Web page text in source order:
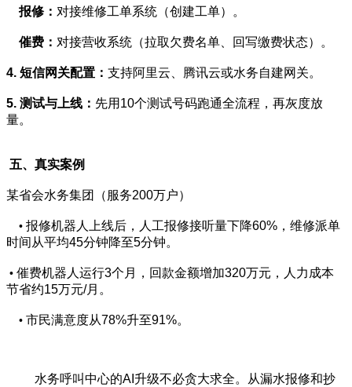
报修： 对接维修工单系统（创建工单）。
催费： 对接营收系统（拉取欠费名单、回写缴费状态）。
4. 短信网关配置： 支持阿里云、腾讯云或水务自建网关。
5. 测试与上线： 先用10个测试号码跑通全流程，再灰度放
量。
五、真实案例
某省会水务集团（服务200万户）
• 报修机器人上线后，人工报修接听量下降60%，维修派单
时间从平均45分钟降至5分钟。
• 催费机器人运行3个月，回款金额增加320万元，人力成本
节省约15万元/月。
• 市民满意度从78%升至91%。
水务呼叫中心的AI升级不必贪大求全。从漏水报修和抄